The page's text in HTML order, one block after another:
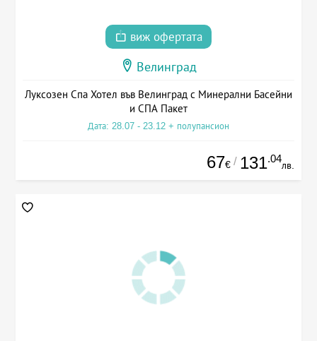
виж офертата
Велинград
Луксозен Спа Хотел във Велинград с Минерални Басейни
и СПА Пакет
Дата: 28.07 - 23.12 + полупансион
67€ / 131.04
лв.